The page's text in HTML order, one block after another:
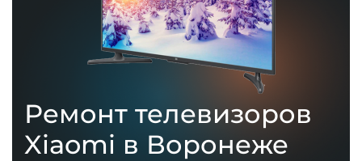
Ремонт телевизоров
Xiaomi в Воронеже